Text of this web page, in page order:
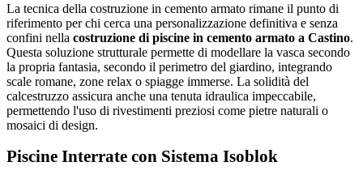
La tecnica della costruzione in cemento armato rimane il punto di
riferimento per chi cerca una personalizzazione definitiva e senza
confini nella costruzione di piscine in cemento armato a Castino.
Questa soluzione strutturale permette di modellare la vasca secondo
la propria fantasia, secondo il perimetro del giardino, integrando
scale romane, zone relax o spiagge immerse. La solidità del
calcestruzzo assicura anche una tenuta idraulica impeccabile,
permettendo l'uso di rivestimenti preziosi come pietre naturali o
mosaici di design.
Piscine Interrate con Sistema Isoblok